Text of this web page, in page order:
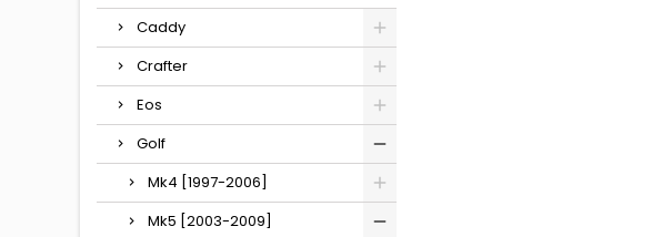
Caddy
Crafter
Eos
Golf
Mk4 [1997-2006]
Mk5 [2003-2009]